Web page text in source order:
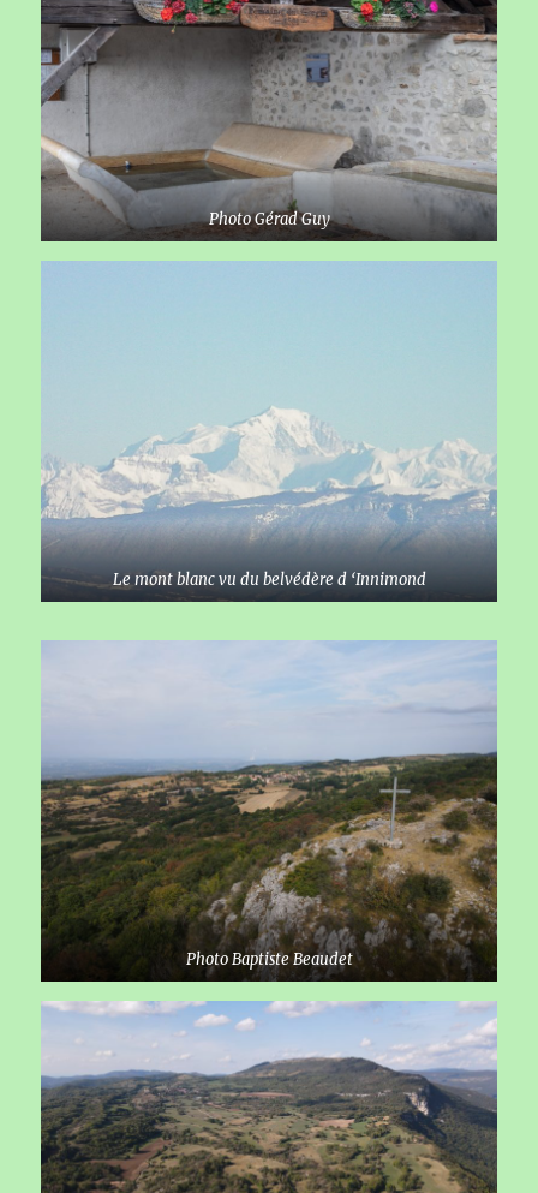
Photo Gérad Guy
Le mont blanc vu du belvédère d ‘Innimond
Photo Baptiste Beaudet